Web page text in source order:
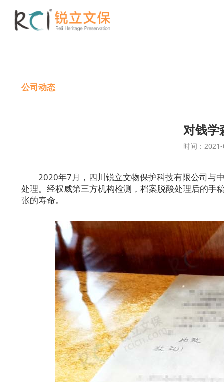
公司动态
对钱学
时间：
2020年7月，四川锐立文物保护科技有限公司与
处理。经权威第三方机构检测，档案脱酸处理后的手
张的寿命。